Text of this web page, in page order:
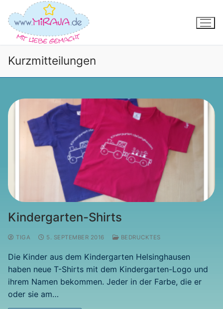
Inhalt
springen
Kurzmitteilungen
Kindergarten-Shirts
TIGA 5. SEPTEMBER 2016 BEDRUCKTES
Die Kinder aus dem Kindergarten Helsinghausen
haben neue T-Shirts mit dem Kindergarten-Logo und
ihrem Namen bekommen. Jeder in der Farbe, die er
oder sie am…